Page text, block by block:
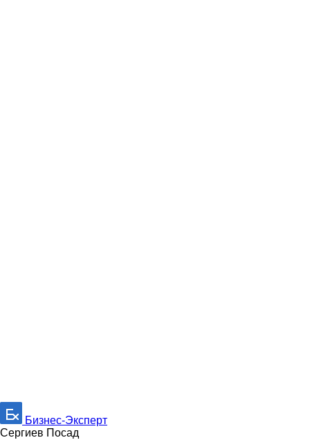
Бизнес-Эксперт
Сергиев Посад